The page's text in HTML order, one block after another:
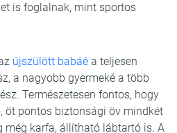
is foglalnak, mint sportos
újszülött babáé a teljesen
a nagyobb gyermeké a több
Természetesen fontos, hogy
öt pontos biztonsági öv mindkét
még karfa, állítható lábtartó is. A